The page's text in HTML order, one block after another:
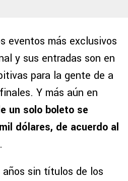
eventos más exclusivos
y sus entradas son en
para la gente de a
Y más aún en
un solo boleto se
dólares, de acuerdo al
.
años sin títulos de los